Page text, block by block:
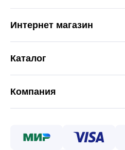
Интернет магазин
Каталог
Компания